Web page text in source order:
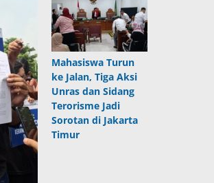
Mahasiswa Turun
ke Jalan, Tiga Aksi
Unras dan Sidang
Terorisme Jadi
Sorotan di Jakarta
Timur